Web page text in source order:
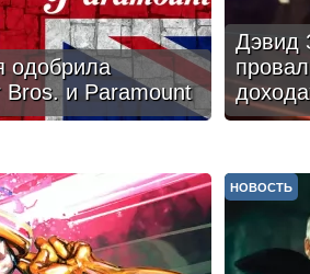
одобрила
Bros. и Paramount
Дэвид
НОВОСТЬ